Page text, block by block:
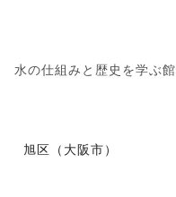
水の仕組みと歴史を学ぶ館
旭区（大阪市）